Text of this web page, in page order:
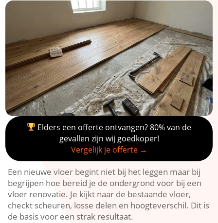
Elders een offerte ontvangen? 80% van de
gevallen zijn wij goedkoper!
Vergelijk je offerte →
Een nieuwe vloer begint niet bij het leggen maar bij
begrijpen hoe bereid je de ondergrond voor bij een
vloer renovatie.​ Je kijkt naar de bestaande vloer,
checkt scheuren, losse delen en hoogteverschil.​ Dit is
de basis voor een strak resultaat.​